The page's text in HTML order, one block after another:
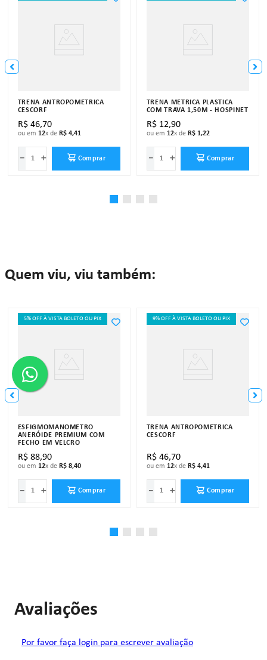
TRENA ANTROPOMÉTRICA
CESCORF
R$ 46,70
ou em 12x de R$ 4,41
＋
－ Comprar
TRENA MÉTRICA PLÁSTICA
COM TRAVA 1,50M - HOSPINET
R$ 12,90
ou em 12x de R$ 1,22
＋
－ Comprar
Quem viu, viu também:
5% OFF À VISTA BOLETO OU PIX
ESFIGMOMANÔMETRO
ANERÓIDE PREMIUM COM
FECHO EM VELCRO
R$ 88,90
ou em 12x de R$ 8,40
＋
－ Comprar
9% OFF À VISTA BOLETO OU PIX
TRENA ANTROPOMÉTRICA
CESCORF
R$ 46,70
ou em 12x de R$ 4,41
＋
－ Comprar
Avaliações
Por favor faça login para escrever avaliação